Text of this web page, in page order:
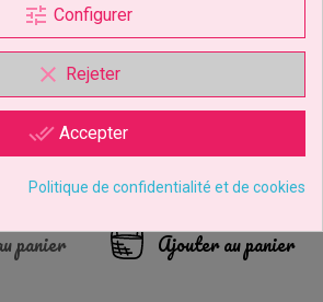
JEM
panier
Emporte-Pièces Ovales
Set/6 PME
Prix
4,49 €
Ajouter au panier
tune Configurer
clear Rejeter
done_all Accepter
Politique de confidentialité et de cookies